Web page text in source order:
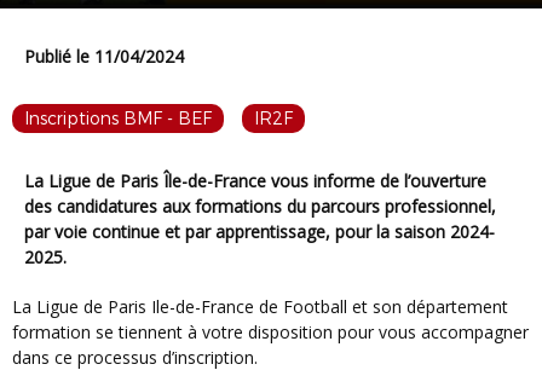
Publié le 11/04/2024
Inscriptions BMF - BEF IR2F
La Ligue de Paris Île-de-France vous informe de l’ouverture
des candidatures aux formations du parcours professionnel,
par voie continue et par apprentissage, pour la saison 2024-
2025.
La Ligue de Paris Ile-de-France de Football et son département
formation se tiennent à votre disposition pour vous accompagner
dans ce processus d’inscription.